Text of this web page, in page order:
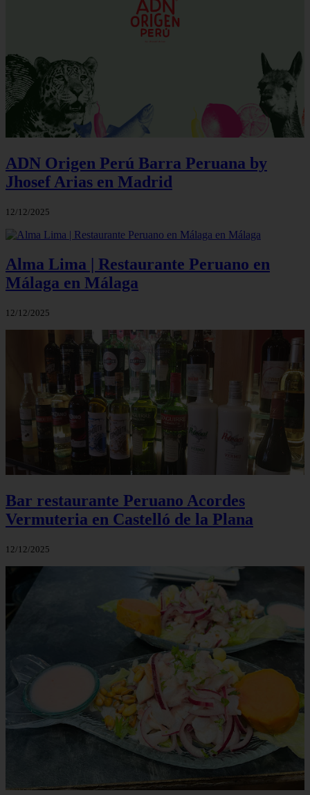
ADN Origen Perú Barra Peruana by
Jhosef Arias en Madrid
12/12/2025
Alma Lima | Restaurante Peruano en
Málaga en Málaga
12/12/2025
Bar restaurante Peruano Acordes
Vermuteria en Castelló de la Plana
12/12/2025